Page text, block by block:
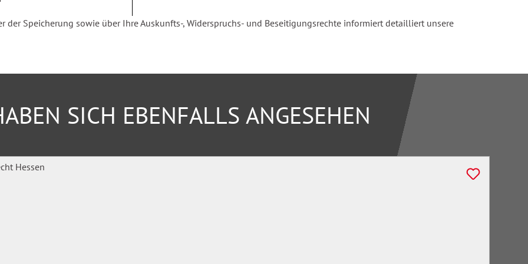
zum
unterstützt Sie mit aktuellen
Sie aufgrund der
unabhängigen
der Speicherung sowie über Ihre Auskunfts-, Widerspruchs- und Beseitigungsrechte informiert detailliert unsere
SICH EBENFALLS ANGESEHEN